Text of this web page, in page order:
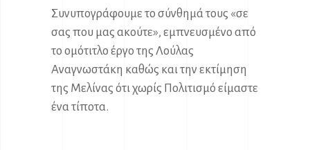
Συνυπογράφουμε το σύνθημά τους «σε
σας που μας ακούτε», εμπνευσμένο από
το ομότιτλο έργο της Λούλας
Αναγνωστάκη καθώς και την εκτίμηση
της Μελίνας ότι χωρίς Πολιτισμό είμαστε
ένα τίποτα.